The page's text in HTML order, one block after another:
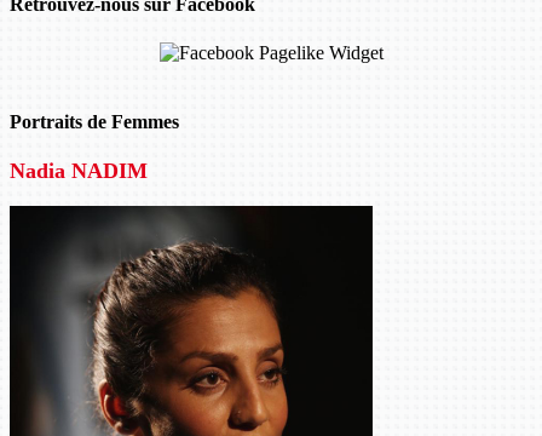
Retrouvez-nous sur Facebook
Portraits de Femmes
Nadia NADIM